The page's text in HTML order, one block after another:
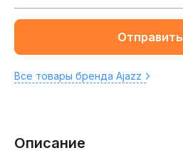
Отправить
Все товары бренда Ajazz
Описание